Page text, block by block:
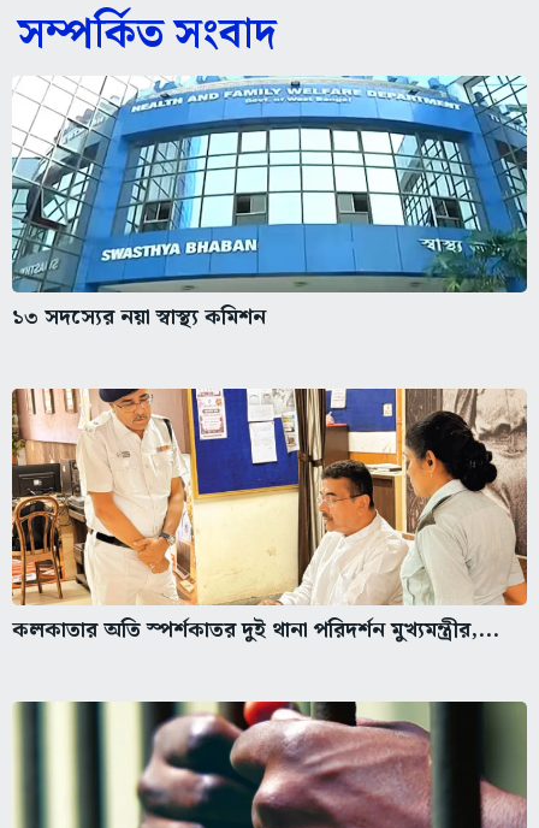
সম্পর্কিত সংবাদ
১৩ সদস্যের নয়া স্বাস্থ্য কমিশন
কলকাতার অতি স্পর্শকাতর দুই থানা পরিদর্শন মুখ্যমন্ত্রীর,...